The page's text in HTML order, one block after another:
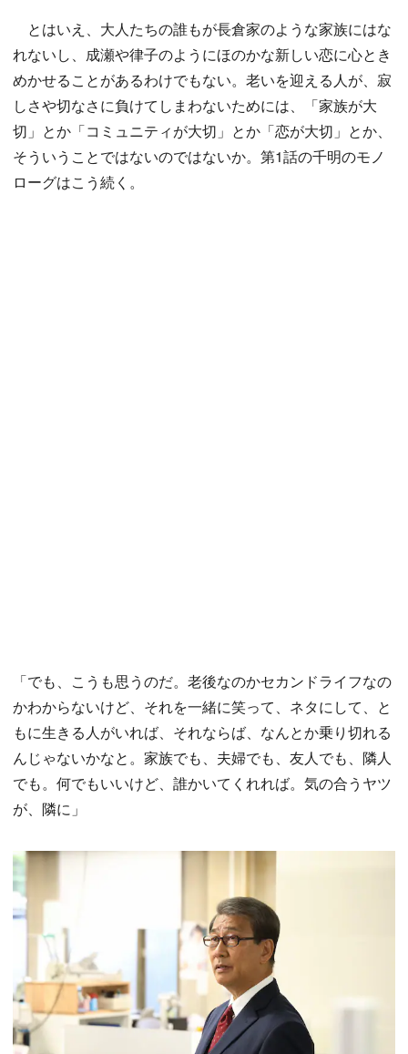
とはいえ、大人たちの誰もが長倉家のような家族にはな
れないし、成瀬や律子のようにほのかな新しい恋に心とき
めかせることがあるわけでもない。老いを迎える人が、寂
しさや切なさに負けてしまわないためには、「家族が大
切」とか「コミュニティが大切」とか「恋が大切」とか、
そういうことではないのではないか。第1話の千明のモノ
ローグはこう続く。
「でも、こうも思うのだ。老後なのかセカンドライフなの
かわからないけど、それを一緒に笑って、ネタにして、と
もに生きる人がいれば、それならば、なんとか乗り切れる
んじゃないかなと。家族でも、夫婦でも、友人でも、隣人
でも。何でもいいけど、誰かいてくれれば。気の合うヤツ
が、隣に」